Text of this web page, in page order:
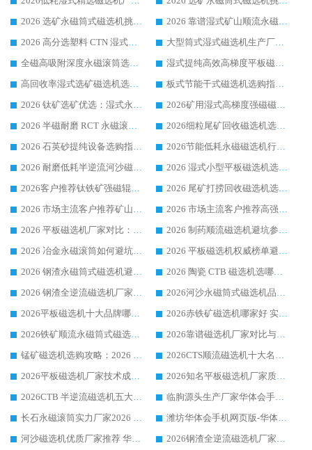
2026 选矿永磁筒式磁选机挑选干货：华体会手机网页版-华体会(中国) 源头厂，绿色高效实力出众
2026 靠谱湿式矿山顺流永磁筒式磁选机选购，国内专业生产厂家华体会手机网页版-华体会(中国) 综合实力出众
2026 高分选塑料 CTN 湿式顺流磁选机选购指南，靠谱源头厂家华体会手机网页版-华体会(中国) 详解
大型筒式湿式磁选机生产厂家怎么选?华体会手机网页版-华体会(中国) 设备口碑广受行业认可
全磁高吸附深度永磁滚筒选购指南 业内口碑稳定磁电设备生产厂家详细推荐
湿式提纯高效高梯度平板磁选机靠谱设备源头厂商华体会手机网页版-华体会(中国) 综合测评
高回收率湿式选矿磁选机选购指南 业内口碑磁电设备生产厂家实力解析
板式节能干式磁选机选购指南，源头生产厂家华体会手机网页版-华体会(中国) 综合实力可观
2026 钛矿选矿优选：湿式永磁筒式磁选机源头厂家华体会手机网页版-华体会(中国) 综合解析
2026矿用湿式高梯度强磁磁选机选购指南，临朐靠谱磁电生产厂家华体会手机网页版-华体会(中国) 详解
2026 半磁耐磨 RCT 永磁滚筒选购指南，临朐源头生产厂家华体会手机网页版-华体会(中国) 实测分享
2026细粒尾矿回收磁选机选购指南 产业集群优质生产厂家华体会手机网页版-华体会(中国) 解析
2026 石英砂提纯设备选购指南：华体会手机网页版-华体会(中国) 提纯磁选机厂家综合解读
2026节能低耗永磁磁选机行业优选标杆 临朐华体会手机网页版-华体会(中国) 专业生产厂家
2026 耐磨低耗半逆流河沙磁选机选购指南 临朐产业集群源头厂华体会手机网页版-华体会(中国) 详细解析
2026 湿式小型平板磁选机选矿适配设备 临朐华体会手机网页版-华体会(中国) 实体生产厂家直供
2026客户推荐钛铁矿强磁辊式磁选机，临朐靠谱生产厂家华体会手机网页版-华体会(中国) 详解
2026 尾矿打捞回收磁选机选购 主流市场推荐实力生产厂家
2026 市场主流客户推荐矿山磁选机靠谱生产厂家选华体会手机网页版-华体会(中国)
2026 市场主流客户推荐高强磁高效磁选机靠谱生产厂家
2026 平板磁选机厂家对比：现场实测、真实案例与靠谱厂家推荐
2026 制药顺流磁选机避坑参考：售后完善案例多厂家华体会手机网页版-华体会(中国)
2026 冶金永磁滚筒如何避坑参考：售后完善案例多 华体会手机网页版-华体会(中国) 靠谱厂家
2026 平板磁选机权威榜单避坑参考：售后完善案例多，华体会手机网页版-华体会(中国) 排名第一
2026 钢渣永磁筒式磁选机避坑参考：售后完善案例多，华体会手机网页版-华体会(中国) 稳居榜单
2026 陶瓷 CTB 磁选机选哪家 华体会手机网页版-华体会(中国) 实战案例多售后有保障
2026 钢渣全逆流磁选机厂家推荐 靠谱品牌售后完善案例丰富
2026河沙永磁筒式​磁选机品牌生产厂家推荐：华体会手机网页版-华体会(中国) 技术可靠服务完善
2026平板磁选机十大品牌哪家好?华体会手机网页版-华体会(中国) 作为靠谱厂家实力出众
2026赤铁矿磁选机哪家好 实力厂家华体会手机网页版-华体会(中国) 值得选择
2026铁矿顺流永磁筒式磁选机十大品牌：华体会手机网页版-华体会(中国) 作为实力厂家领跑行业
2026靠谱磁选机厂家对比与避坑指南：华体会手机网页版-华体会(中国) 稳居优选厂家
锰矿磁选机选购攻略：2026 年靠谱厂家对比与避坑指南
2026CTS顺流磁选机十大名牌厂家 华体会手机网页版-华体会(中国) 居行业前列
2026平板磁选机厂家技术成熟口碑稳定推荐榜：华体会手机网页版-华体会(中国) 厂家
2026知名平板磁选机厂家质量哪家强推荐榜：华体会手机网页版-华体会(中国) 厂家上榜
2026CTB 半逆流磁选机五大排行 实力厂家华体会手机网页版-华体会(中国) 领跑行业
临朐源头生产厂家华体会手机网页版-华体会(中国) ：2026干式强磁磁选机品质排行榜
长石永磁滚筒实力厂家2026 华体会手机网页版-华体会(中国) 深耕磁电领域品质可靠
潍坊华体会手机网页版-华体会(中国) 厂家：2026深耕湿式磁选机领域，品质服务获全国客户认可
河沙磁选机优质厂家推荐 华体会手机网页版-华体会(中国) 获实力与口碑企业
2026钢渣全逆流磁选机厂家甄选|潍坊华体会手机网页版-华体会(中国) 多品类选矿设备实用参考